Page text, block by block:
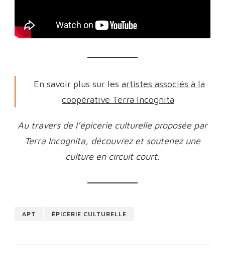
En savoir plus sur les artistes associés à la
coopérative Terra Incognita
Au travers de l’épicerie culturelle proposée par
Terra Incognita, découvrez et soutenez une
culture en circuit court.
APT ÉPICERIE CULTURELLE